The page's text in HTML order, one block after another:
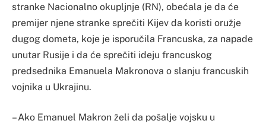
stranke Nacionalno okupljnje (RN), obećala je da će
premijer njene stranke sprečiti Kijev da koristi oružje
dugog dometa, koje je isporučila Francuska, za napade
unutar Rusije i da će sprečiti ideju francuskog
predsednika Emanuela Makronova o slanju francuskih
vojnika u Ukrajinu.
– Ako Emanuel Makron želi da pošalje vojsku u